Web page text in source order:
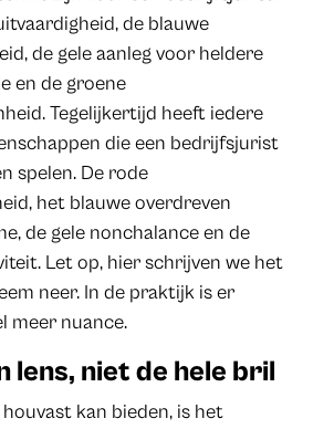
de blauwe
de gele aanleg voor heldere
en de groene
Tegelijkertijd heeft iedere
die een bedrijfsjurist
spelen. De rode
het blauwe overdreven
de gele nonchalance en de
Let op, hier schrijven we het
neer. In de praktijk is er
meer nuance.
lens, niet de hele bril
houvast kan bieden, is het